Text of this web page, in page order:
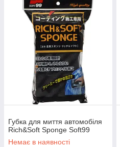
Губка для миття автомобіля
Rich&Soft Sponge Soft99
Немає в наявності